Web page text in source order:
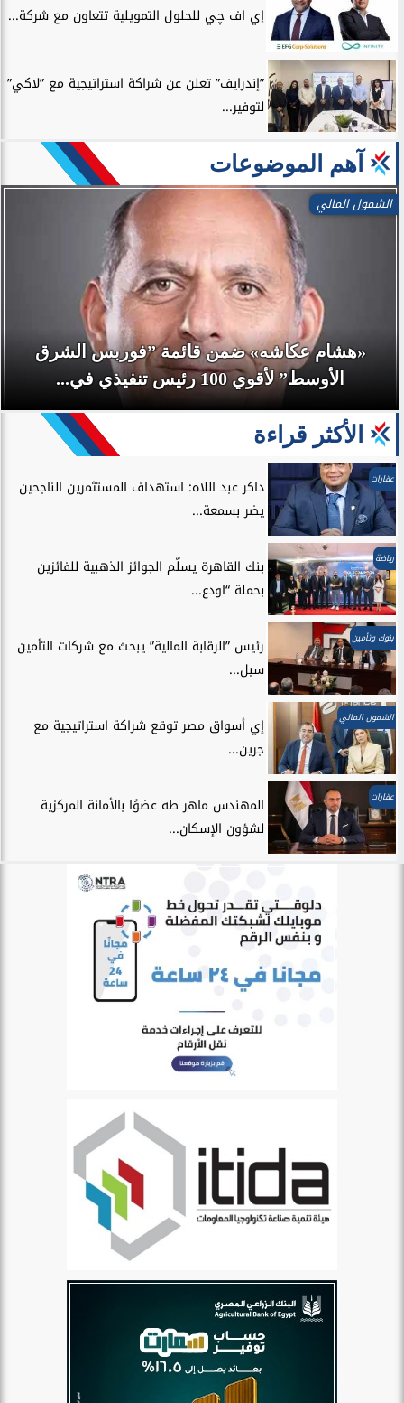
إي اف چي للحلول التمويلية تتعاون مع شركة...
”إندرايف” تعلن عن شراكة استراتيجية مع ”لاكي”
لتوفير...
آهم الموضوعات
الشمول المالي
«هشام عكاشه» ضمن قائمة ”فوربس الشرق
الأوسط” لأقوي 100 رئيس تنفيذي في...
الأكثر قراءة
عقارات
داكر عبد اللاه: استهداف المستثمرين الناجحين
يضر بسمعة...
رياضة
بنك القاهرة يسلّم الجوائز الذهبية للفائزين
بحملة “اودع...
بنوك وتأمين
رئيس ”الرقابة المالية” يبحث مع شركات التأمين
سبل...
الشمول المالي
إي أسواق مصر توقع شراكة استراتيجية مع
جرين...
عقارات
المهندس ماهر طه عضوًا بالأمانة المركزية
لشؤون الإسكان...